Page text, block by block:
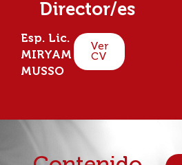
Director/es
Esp. Lic.
MIRYAM
MUSSO
Ver
CV